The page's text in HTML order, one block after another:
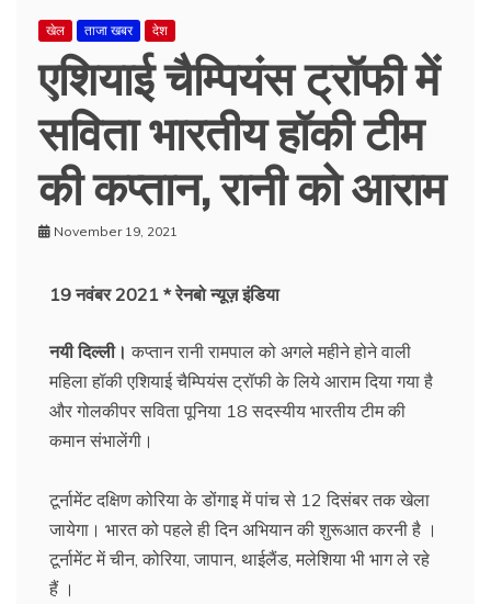
खेल ताजा खबर देश
एशियाई चैम्पियंस ट्रॉफी में
सविता भारतीय हॉकी टीम
की कप्तान, रानी को आराम
November 19, 2021
19 नवंबर 2021 * रेनबो न्यूज़ इंडिया
नयी दिल्ली। कप्तान रानी रामपाल को अगले महीने होने वाली
महिला हॉकी एशियाई चैम्पियंस ट्रॉफी के लिये आराम दिया गया है
और गोलकीपर सविता पूनिया 18 सदस्यीय भारतीय टीम की
कमान संभालेंगी।
टूर्नामेंट दक्षिण कोरिया के डोंगाइ में पांच से 12 दिसंबर तक खेला
जायेगा। भारत को पहले ही दिन अभियान की शुरूआत करनी है ।
टूर्नामेंट में चीन, कोरिया, जापान, थाईलैंड, मलेशिया भी भाग ले रहे
हैं ।